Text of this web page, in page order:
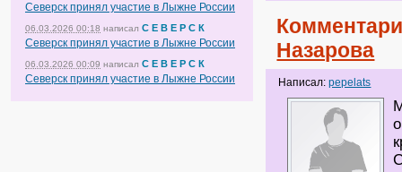
Северск принял участие в Лыжне России
06.03.2026 00:18 написал С Е В Е Р С К
Северск принял участие в Лыжне России
06.03.2026 00:09 написал С Е В Е Р С К
Северск принял участие в Лыжне России
Назарова
Написал:pepelats